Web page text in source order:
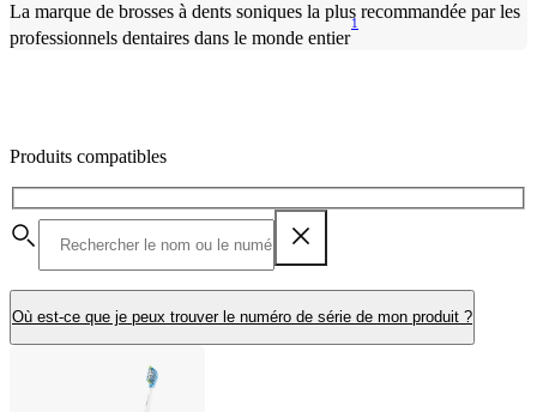
La marque de brosses à dents soniques la plus recommandée par les
professionnels dentaires dans le monde entier
1
Produits compatibles
Où est-ce que je peux trouver le numéro de série de mon produit ?